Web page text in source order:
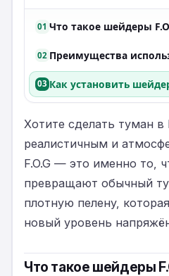
01 Что такое шейдеры
02 Преимущества
03 Как установить
Хотите сделать туман в
реалистичным и
F.O.G — это именно то,
превращают обычный
плотную пелену,
новый уровень
Что такое шейдеры